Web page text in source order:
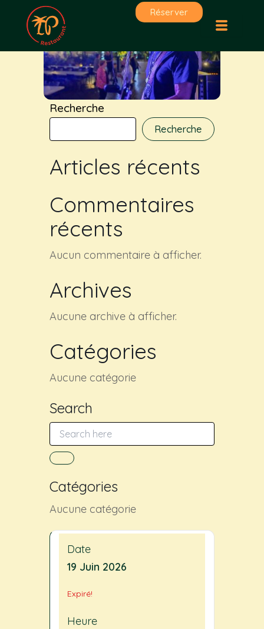
contenu
Réserver
Recherche
Recherche
Articles récents
Commentaires
récents
Aucun commentaire à afficher.
Archives
Aucune archive à afficher.
Catégories
Aucune catégorie
Search
Catégories
Aucune catégorie
Date
19 Juin 2026
Expiré!
Heure